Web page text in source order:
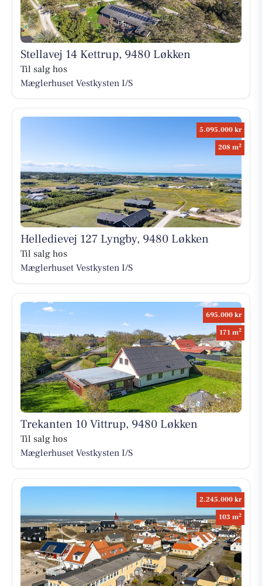
Stellavej 14 Kettrup, 9480 Løkken
Til salg hos
Mæglerhuset Vestkysten I/S
5.095.000 kr
208 m2
Helledievej 127 Lyngby, 9480 Løkken
Til salg hos
Mæglerhuset Vestkysten I/S
695.000 kr
171 m2
Trekanten 10 Vittrup, 9480 Løkken
Til salg hos
Mæglerhuset Vestkysten I/S
2.245.000 kr
103 m2